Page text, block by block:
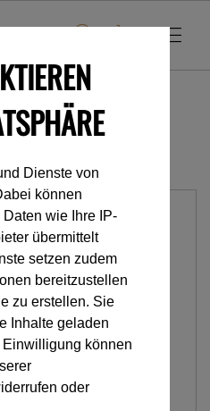
Anschlageinrichtungen
Dienste von
können
wie Ihre IP-
übermittelt
setzen zudem
bereitzustellen
zu erstellen. Sie
Inhalte geladen
können
oder